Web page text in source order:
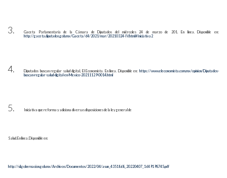
Gaceta Parlamentaria de la Cámara de Diputados del miércoles 24 de marzo de 201. En línea. Disponible en:
http://gaceta.diputados.gob.mx/Gaceta/64/2021/mar/20210324-IV.html#Iniciativa2
Diputados buscan regular salud digital, El Economista. En línea. Disponible en: https://www.eleconomista.com.mx/opinion/Diputados-
buscan-regular-salud-digital-en-Mexico-20211129-0014.html
Iniciativa que reforma y adiciona diversas disposiciones de la ley general de
Salud. En línea. Disponible en:
http://sil.gobernacion.gob.mx/Archivos/Documentos/2022/04/asun_4351868_20220407_1649198745.pdf